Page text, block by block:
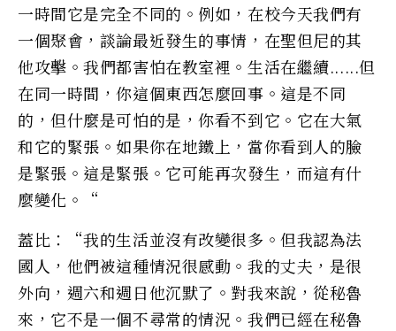
一時間它是完全不同的。例如，在校今天我們有
一個聚會，談論最近發生的事情，在聖但尼的其
他攻擊。我們都害怕在教室裡。生活在繼續......但
在同一時間，你這個東西怎麼回事。這是不同
的，但什麼是可怕的是，你看不到它。它在大氣
和它的緊張。如果你在地鐵上，當你看到人的臉
是緊張。這是緊張。它可能再次發生，而這有什
麼變化。“
蓋比：“我的生活並沒有改變很多。但我認為法
國人，他們被這種情況很感動。我的丈夫，是很
外向，週六和週日他沉默了。對我來說，從秘魯
來，它不是一個不尋常的情況。我們已經在秘魯